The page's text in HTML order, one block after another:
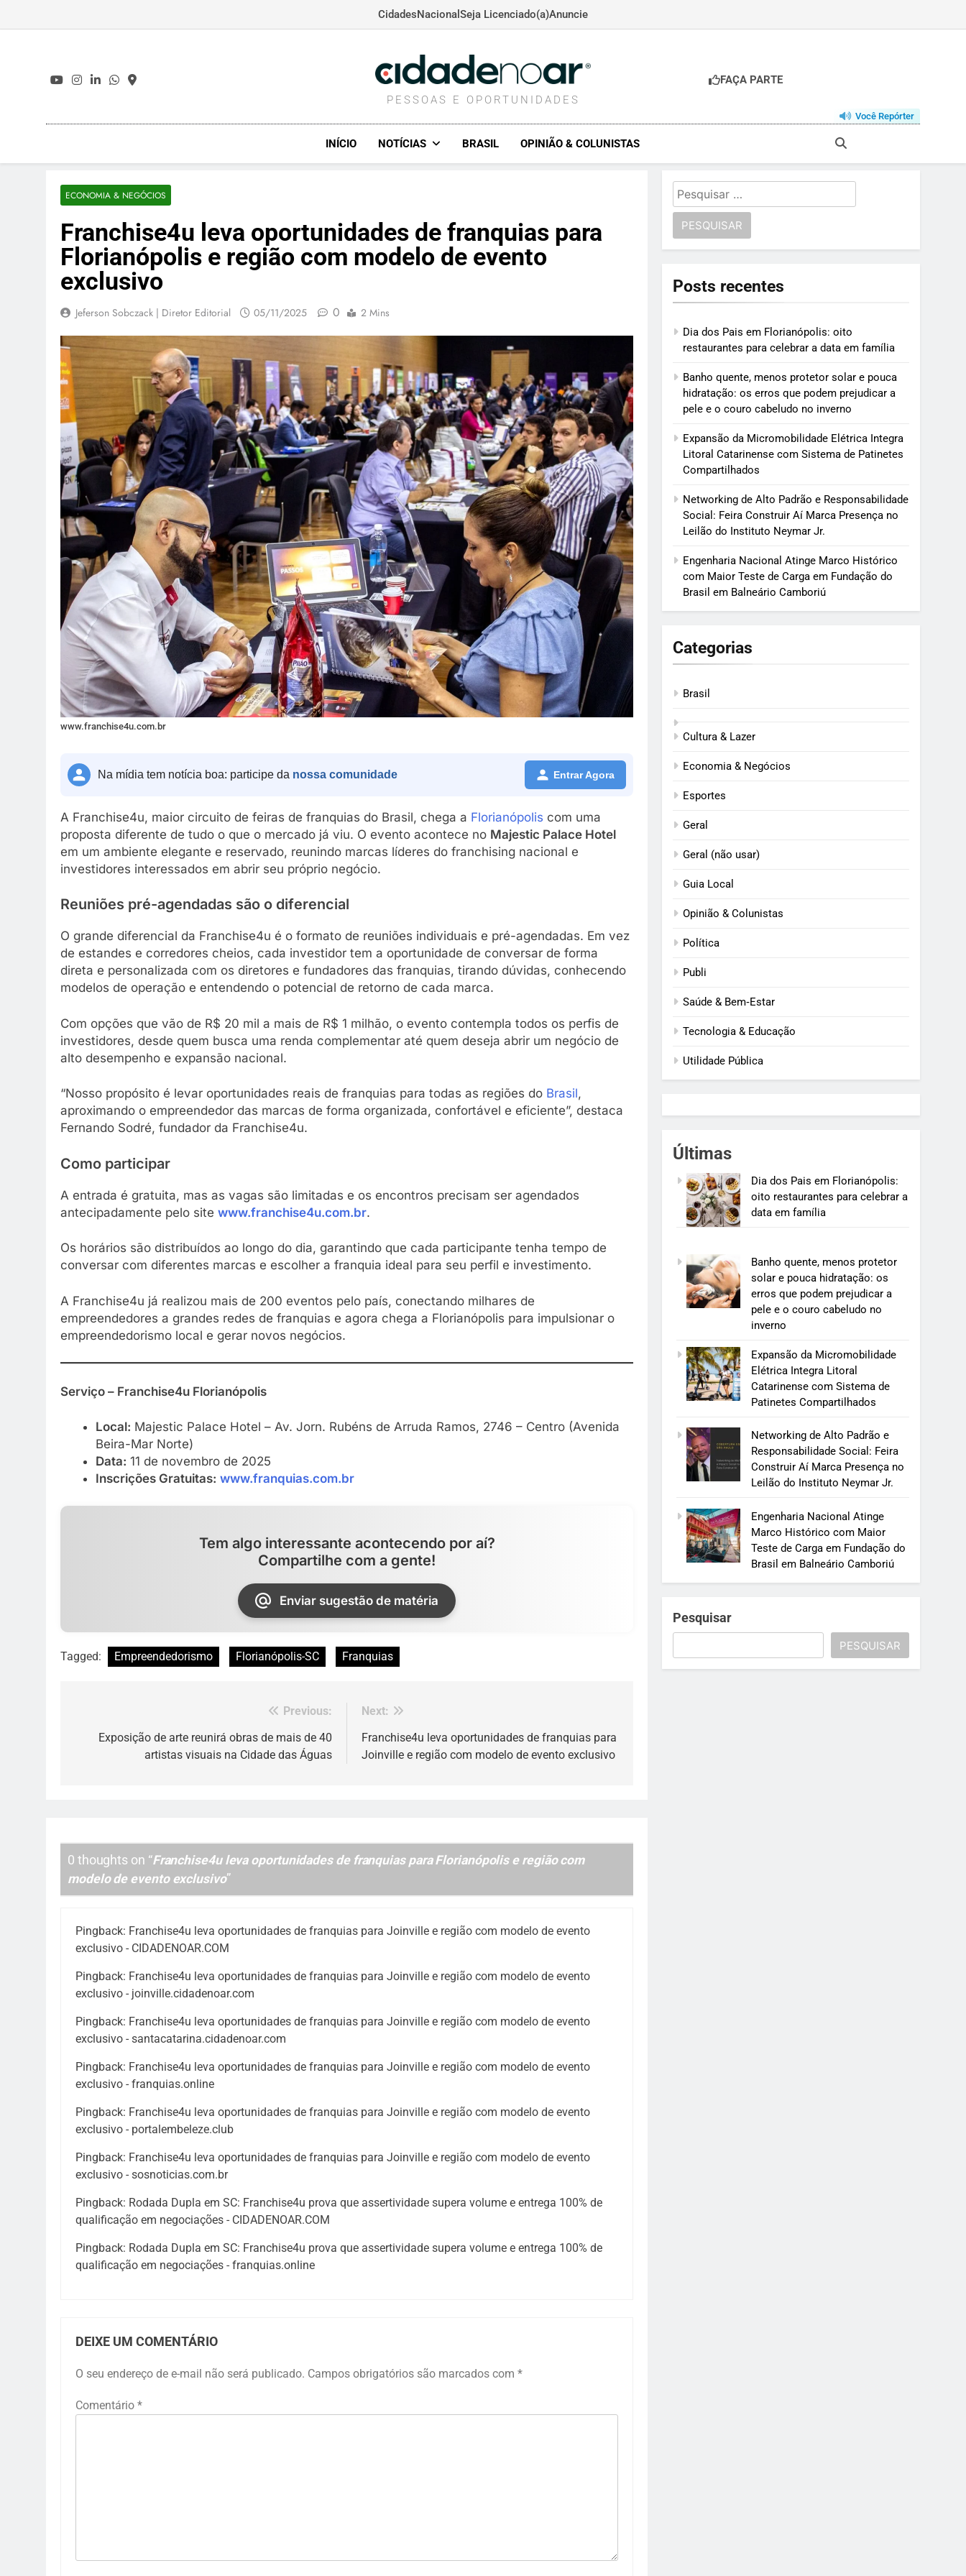
CidadesNacional Seja Licenciado(a)Anuncie
CIDADENOAR.COM
PESSOAS E OPORTUNIDADES
FAÇA PARTE
Você Repórter
INÍCIO NOTÍCIAS BRASIL OPINIÃO & COLUNISTAS
ECONOMIA & NEGÓCIOS
Franchise4u leva oportunidades de franquias para
Florianópolis e região com modelo de evento
exclusivo
Jeferson Sobczack | Diretor Editorial 05/11/2025 0 2 Mins
www.franchise4u.com.br
Na mídia tem notícia boa: participe da nossa comunidade Entrar Agora
A Franchise4u, maior circuito de feiras de franquias do Brasil, chega a Florianópolis com uma
proposta diferente de tudo o que o mercado já viu. O evento acontece no Majestic Palace Hotel
em um ambiente elegante e reservado, reunindo marcas líderes do franchising nacional e
investidores interessados em abrir seu próprio negócio.
Reuniões pré-agendadas são o diferencial
O grande diferencial da Franchise4u é o formato de reuniões individuais e pré-agendadas. Em vez
de estandes e corredores cheios, cada investidor tem a oportunidade de conversar de forma
direta e personalizada com os diretores e fundadores das franquias, tirando dúvidas, conhecendo
modelos de operação e entendendo o potencial de retorno de cada marca.
Com opções que vão de R$ 20 mil a mais de R$ 1 milhão, o evento contempla todos os perfis de
investidores, desde quem busca uma renda complementar até quem deseja abrir um negócio de
alto desempenho e expansão nacional.
“Nosso propósito é levar oportunidades reais de franquias para todas as regiões do Brasil,
aproximando o empreendedor das marcas de forma organizada, confortável e eficiente”, destaca
Fernando Sodré, fundador da Franchise4u.
Como participar
A entrada é gratuita, mas as vagas são limitadas e os encontros precisam ser agendados
antecipadamente pelo site www.franchise4u.com.br.
Os horários são distribuídos ao longo do dia, garantindo que cada participante tenha tempo de
conversar com diferentes marcas e escolher a franquia ideal para seu perfil e investimento.
A Franchise4u já realizou mais de 200 eventos pelo país, conectando milhares de
empreendedores a grandes redes de franquias e agora chega a Florianópolis para impulsionar o
empreendedorismo local e gerar novos negócios.
Serviço – Franchise4u Florianópolis
Local: Majestic Palace Hotel – Av. Jorn. Rubéns de Arruda Ramos, 2746 – Centro (Avenida
Beira-Mar Norte)
Data: 11 de novembro de 2025
Inscrições Gratuitas: www.franquias.com.br
Tem algo interessante acontecendo por aí?
Compartilhe com a gente!
Enviar sugestão de matéria
Tagged: Empreendedorismo Florianópolis-SC Franquias
Previous:
Exposição de arte reunirá obras de mais de 40
artistas visuais na Cidade das Águas
Next:
Franchise4u leva oportunidades de franquias para
Joinville e região com modelo de evento exclusivo
0 thoughts on “Franchise4u leva oportunidades de franquias para Florianópolis e região com
modelo de evento exclusivo”
Pingback: Franchise4u leva oportunidades de franquias para Joinville e região com modelo de evento
exclusivo - CIDADENOAR.COM
Pingback: Franchise4u leva oportunidades de franquias para Joinville e região com modelo de evento
exclusivo - joinville.cidadenoar.com
Pingback: Franchise4u leva oportunidades de franquias para Joinville e região com modelo de evento
exclusivo - santacatarina.cidadenoar.com
Pingback: Franchise4u leva oportunidades de franquias para Joinville e região com modelo de evento
exclusivo - franquias.online
Pingback: Franchise4u leva oportunidades de franquias para Joinville e região com modelo de evento
exclusivo - portalembeleze.club
Pingback: Franchise4u leva oportunidades de franquias para Joinville e região com modelo de evento
exclusivo - sosnoticias.com.br
Pingback: Rodada Dupla em SC: Franchise4u prova que assertividade supera volume e entrega 100% de
qualificação em negociações - CIDADENOAR.COM
Pingback: Rodada Dupla em SC: Franchise4u prova que assertividade supera volume e entrega 100% de
qualificação em negociações - franquias.online
DEIXE UM COMENTÁRIO
O seu endereço de e-mail não será publicado. Campos obrigatórios são marcados com *
Comentário *
Pesquisar
por:
Posts recentes
Dia dos Pais em Florianópolis: oito
restaurantes para celebrar a data em família
Banho quente, menos protetor solar e pouca
hidratação: os erros que podem prejudicar a
pele e o couro cabeludo no inverno
Expansão da Micromobilidade Elétrica Integra
Litoral Catarinense com Sistema de Patinetes
Compartilhados
Networking de Alto Padrão e Responsabilidade
Social: Feira Construir Aí Marca Presença no
Leilão do Instituto Neymar Jr.
Engenharia Nacional Atinge Marco Histórico
com Maior Teste de Carga em Fundação do
Brasil em Balneário Camboriú
Categorias
Brasil
Cultura & Lazer
Economia & Negócios
Esportes
Geral
Geral (não usar)
Guia Local
Opinião & Colunistas
Política
Publi
Saúde & Bem‑Estar
Tecnologia & Educação
Utilidade Pública
Últimas
Dia dos Pais em Florianópolis:
oito restaurantes para celebrar a
data em família
Banho quente, menos protetor
solar e pouca hidratação: os
erros que podem prejudicar a
pele e o couro cabeludo no
inverno
Expansão da Micromobilidade
Elétrica Integra Litoral
Catarinense com Sistema de
Patinetes Compartilhados
Networking de Alto Padrão e
Responsabilidade Social: Feira
Construir Aí Marca Presença no
Leilão do Instituto Neymar Jr.
Engenharia Nacional Atinge
Marco Histórico com Maior
Teste de Carga em Fundação do
Brasil em Balneário Camboriú
Pesquisar
PESQUISAR